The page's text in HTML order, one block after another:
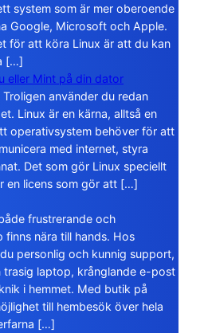
system som är mer oberoende
Google, Microsoft och Apple.
för att köra Linux är att du kan
[…]
eller Mint på din dator
använder du redan
Linux är en kärna, alltså en
operativsystem behöver för att
med internet, styra
Det som gör Linux speciellt
en licens som gör att […]
frustrerande och
finns nära till hands. Hos
personlig och kunnig support,
trasig laptop, krånglande e-post
i hemmet. Med butik på
till hembesök över hela
[…]